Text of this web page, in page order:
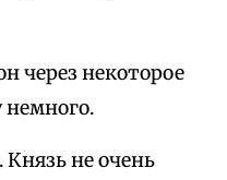
через некоторое
немного.
не очень